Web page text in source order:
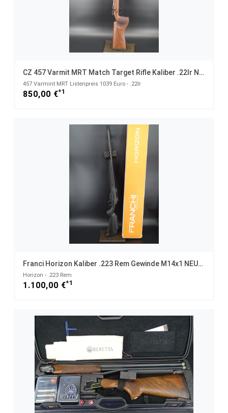
CZ 457 Varmit MRT Match Target Rifle Kaliber .22lr NEUWAFFE
457 Varmint MRT Listenpreis 1039 Euro - .22lr
850,00 €*1
Franci Horizon Kaliber .223 Rem Gewinde M14x1 NEUWAFFE
Horizon - .223 Rem
1.100,00 €*1